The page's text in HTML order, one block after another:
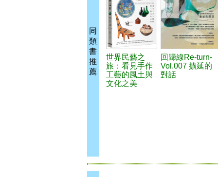
同
類
書
推
薦
世界民藝之
旅：看見手作
工藝的風土與
文化之美
回歸線Re-turn-
Vol.007 擴延的
對話